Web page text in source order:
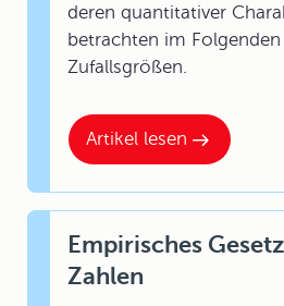
Artikel lesen
deren quantitativer
betrachten im
Zufallsgrößen.
Empirisches
Zahlen